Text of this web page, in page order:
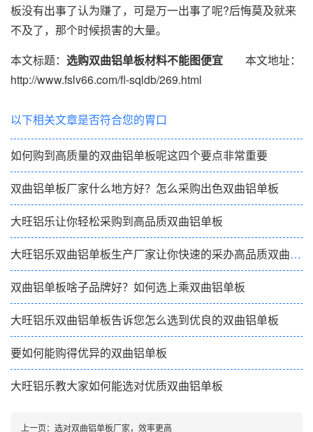
板没有出事了认为赚了，可是万一出事了呢?后悔莫及就来
不及了，那个时候损害的大量。
本文标题： 选购双曲铝单板材料不能图便宜 本文地址：
http://www.fslv66.com/fl-sqldb/269.html
以下相关文章是否符合您的胃口
如何购到高质量的双曲铝单板呢这四个要点非常重要
双曲铝单板厂家什么地方好？怎么采购出色双曲铝单板
大旺铝乐让你轻松采购到高品质双曲铝单板
大旺铝乐双曲铝单板生产厂家让你快速的采办高品质双曲铝单板
双曲铝单板啥子品牌好？如何选上乘双曲铝单板
大旺铝乐双曲铝单板告诉您怎么选到优良的双曲铝单板
要如何能购得优异的双曲铝单板
大旺铝乐教大家如何能选对优质双曲铝单板
上一页： 选对双曲铝单板厂家，效率更高